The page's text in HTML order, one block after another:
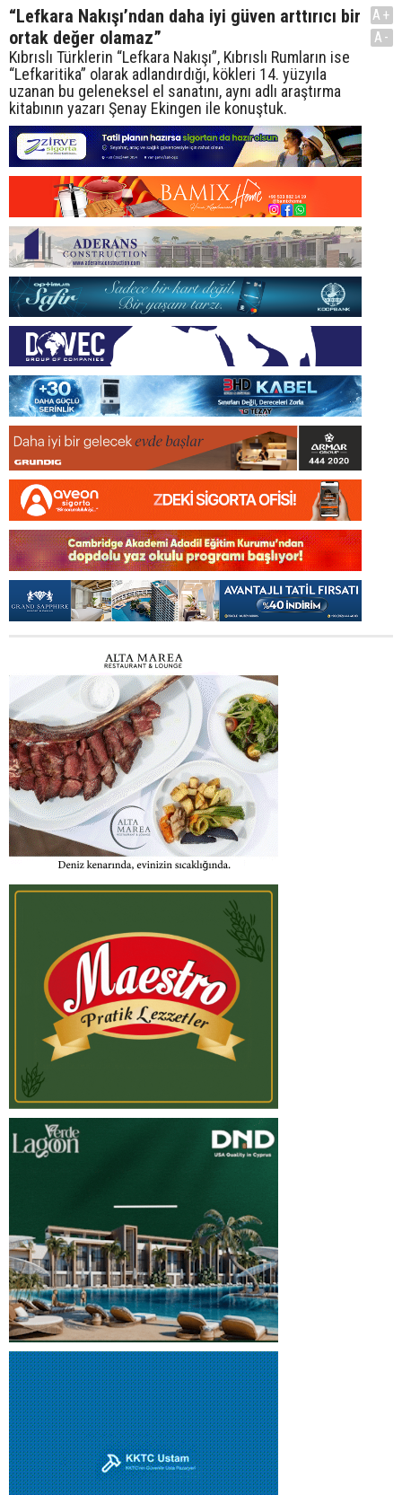
“Lefkara Nakışı’ndan daha iyi güven arttırıcı bir
ortak değer olamaz”
Kıbrıslı Türklerin “Lefkara Nakışı”, Kıbrıslı Rumların ise
“Lefkaritika” olarak adlandırdığı, kökleri 14. yüzyıla
uzanan bu geleneksel el sanatını, aynı adlı araştırma
kitabının yazarı Şenay Ekingen ile konuştuk.
A+
A-